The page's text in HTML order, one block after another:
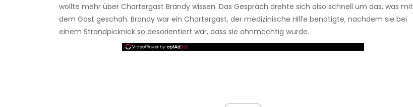
wollte mehr über Chartergast Brandy wissen. Das Gespräch drehte sich also schnell um das, was mit
dem Gast geschah. Brandy war ein Chartergast, der medizinische Hilfe benötigte, nachdem sie bei
einem Strandpicknick so desorientiert war, dass sie ohnmächtig wurde.